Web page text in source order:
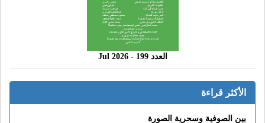
العدد 199 - 2026 Jul
الأكثر قراءة
بين الصوفية وسحرية الصورة